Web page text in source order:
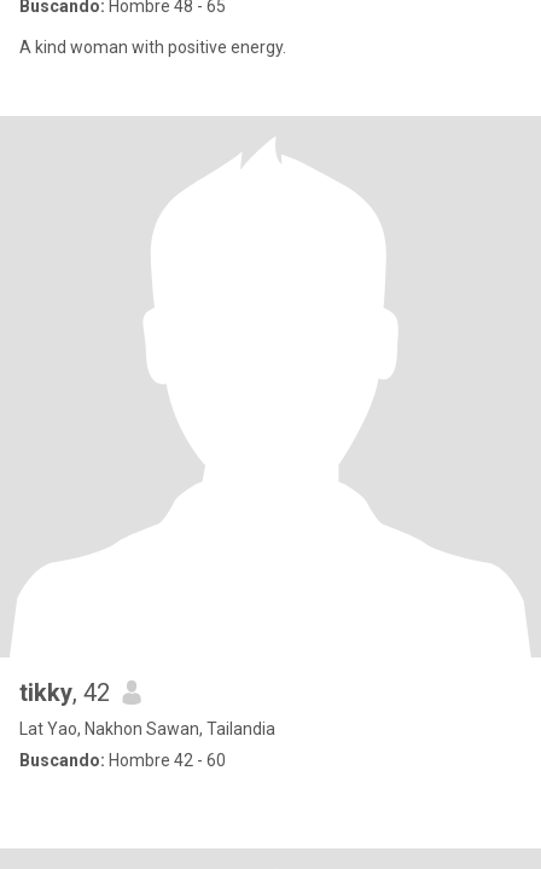
Buscando: Hombre 48 - 65
A kind woman with positive energy.
tikky, 42
Lat Yao, Nakhon Sawan, Tailandia
Buscando: Hombre 42 - 60